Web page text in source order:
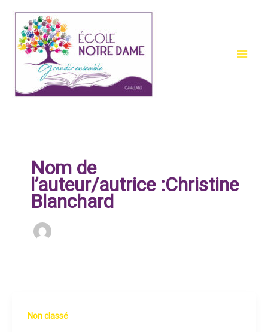
contenu
Nom de
l’auteur/autrice :Christine
Blanchard
Non classé